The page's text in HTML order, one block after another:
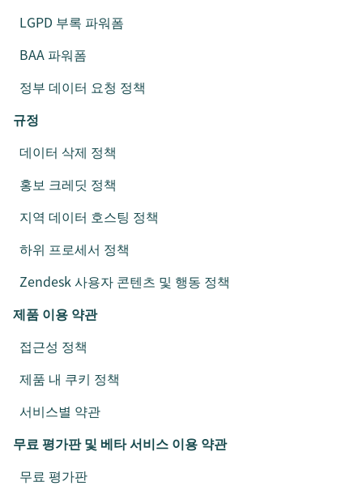
LGPD 부록 파워폼
BAA 파워폼
정부 데이터 요청 정책
규정
데이터 삭제 정책
홍보 크레딧 정책
지역 데이터 호스팅 정책
하위 프로세서 정책
Zendesk 사용자 콘텐츠 및 행동 정책
제품 이용 약관
접근성 정책
제품 내 쿠키 정책
서비스별 약관
무료 평가판 및 베타 서비스 이용 약관
무료 평가판